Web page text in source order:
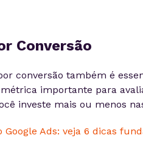
Conversão
conversão também é
importante para
investe mais ou menos
Google Ads: veja 6 dicas